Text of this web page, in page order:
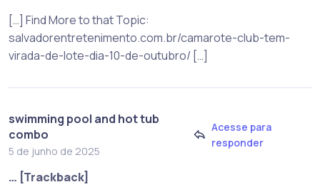
[…] Find More to that Topic:
salvadorentretenimento.com.br/camarote-club-tem-
virada-de-lote-dia-10-de-outubro/ […]
swimming pool and hot tub
combo
5 de junho de 2025
Acesse para
responder
… [Trackback]